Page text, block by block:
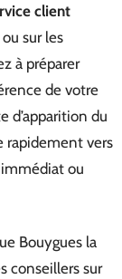
client
sur les
à préparer
de votre
d’apparition du
rapidement vers
immédiat ou
Bouygues la
conseillers sur